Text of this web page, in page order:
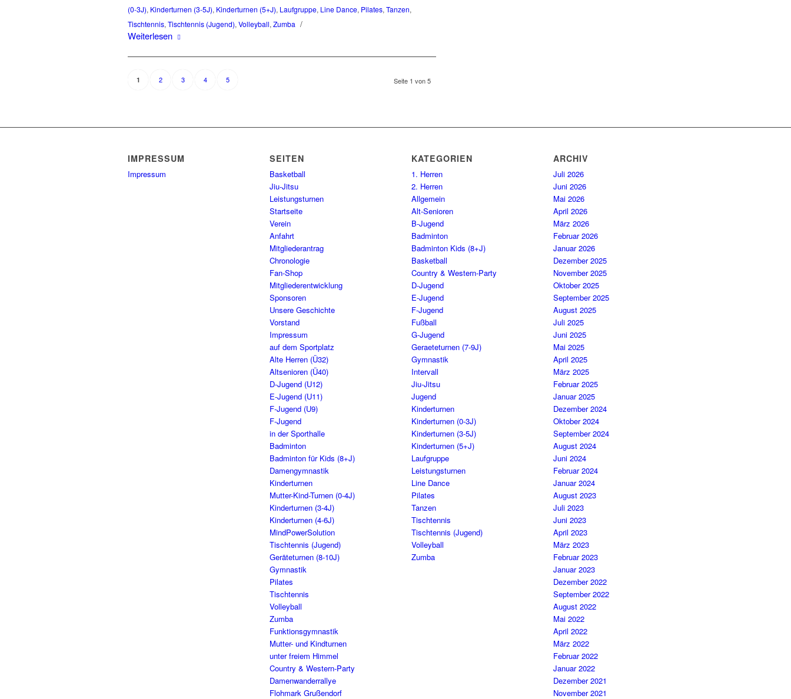
(0-3J), Kinderturnen (3-5J), Kinderturnen (5+J), Laufgruppe, Line Dance, Pilates, Tanzen,
Tischtennis, Tischtennis (Jugend), Volleyball, Zumba /
Weiterlesen
Seite 1 von 5
1 2 3 4 5
IMPRESSUM
Impressum
SEITEN
Basketball
Jiu-Jitsu
Leistungsturnen
Startseite
Verein
Anfahrt
Mitgliederantrag
Chronologie
Fan-Shop
Mitgliederentwicklung
Sponsoren
Unsere Geschichte
Vorstand
Impressum
auf dem Sportplatz
Alte Herren (Ü32)
Altsenioren (Ü40)
D-Jugend (U12)
E-Jugend (U11)
F-Jugend (U9)
F-Jugend
in der Sporthalle
Badminton
Badminton für Kids (8+J)
Damengymnastik
Kinderturnen
Mutter-Kind-Turnen (0-4J)
Kinderturnen (3-4J)
Kinderturnen (4-6J)
MindPowerSolution
Tischtennis (Jugend)
Geräteturnen (8-10J)
Gymnastik
Pilates
Tischtennis
Volleyball
Zumba
Funktionsgymnastik
Mutter- und Kindturnen
unter freiem Himmel
Country & Western-Party
Damenwanderrallye
Flohmark Grußendorf
KATEGORIEN
1. Herren
2. Herren
Allgemein
Alt-Senioren
B-Jugend
Badminton
Badminton Kids (8+J)
Basketball
Country & Western-Party
D-Jugend
E-Jugend
F-Jugend
Fußball
G-Jugend
Geraeteturnen (7-9J)
Gymnastik
Intervall
Jiu-Jitsu
Jugend
Kinderturnen
Kinderturnen (0-3J)
Kinderturnen (3-5J)
Kinderturnen (5+J)
Laufgruppe
Leistungsturnen
Line Dance
Pilates
Tanzen
Tischtennis
Tischtennis (Jugend)
Volleyball
Zumba
ARCHIV
Juli 2026
Juni 2026
Mai 2026
April 2026
März 2026
Februar 2026
Januar 2026
Dezember 2025
November 2025
Oktober 2025
September 2025
August 2025
Juli 2025
Juni 2025
Mai 2025
April 2025
März 2025
Februar 2025
Januar 2025
Dezember 2024
Oktober 2024
September 2024
August 2024
Juni 2024
Februar 2024
Januar 2024
August 2023
Juli 2023
Juni 2023
April 2023
März 2023
Februar 2023
Januar 2023
Dezember 2022
September 2022
August 2022
Mai 2022
April 2022
März 2022
Februar 2022
Januar 2022
Dezember 2021
November 2021